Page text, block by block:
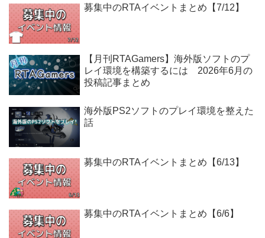
募集中のRTAイベントまとめ【7/12】
【月刊RTAGamers】海外版ソフトのプ
レイ環境を構築するには 2026年6月の
投稿記事まとめ
海外版PS2ソフトのプレイ環境を整えた
話
募集中のRTAイベントまとめ【6/13】
募集中のRTAイベントまとめ【6/6】